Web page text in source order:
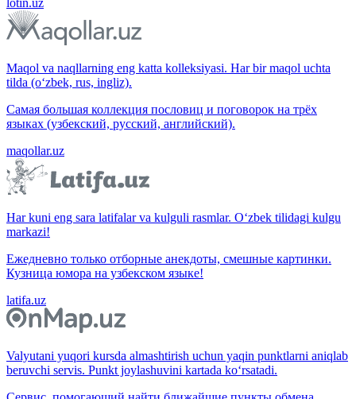
lotin.uz
Maqol va naqllarning eng katta kolleksiyasi. Har bir maqol uchta
tilda (o‘zbek, rus, ingliz).
Самая большая коллекция пословиц и поговорок на трёх
языках (узбекский, русский, английский).
maqollar.uz
Har kuni eng sara latifalar va kulguli rasmlar. O‘zbek tilidagi kulgu
markazi!
Ежедневно только отборные анекдоты, смешные картинки.
Кузница юмора на узбекском языке!
latifa.uz
Valyutani yuqori kursda almashtirish uchun yaqin punktlarni aniqlab
beruvchi servis. Punkt joylashuvini kartada ko‘rsatadi.